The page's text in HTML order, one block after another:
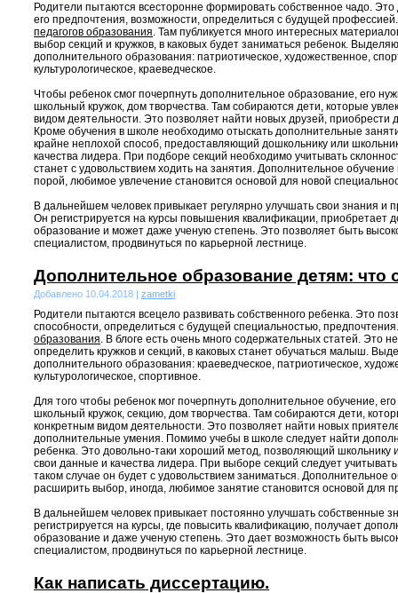
Родители пытаются всесторонне формировать собственное чадо. Это
его предпочтения, возможности, определиться с будущей
педагогов образования. Там публикуется много интересных
выбор секций и кружков, в каковых будет заниматься ребенок.
дополнительного образования: патриотическое, художественное,
культурологическое, краеведческое.
Чтобы ребенок смог почерпнуть дополнительное образование, его
школьный кружок, дом творчества. Там собираются дети, которые
видом деятельности. Это позволяет найти новых друзей, приобрести
Кроме обучения в школе необходимо отыскать дополнительные
крайне неплохой способ, предоставляющий дошкольнику или
качества лидера. При подборе секций необходимо учитывать
станет с удовольствием ходить на занятия. Дополнительное
порой, любимое увлечение становится основой для новой
В дальнейшем человек привыкает регулярно улучшать свои знания и
Он регистрируется на курсы повышения квалификации, приобретает
образование и может даже ученую степень. Это позволяет быть
специалистом, продвинуться по карьерной лестнице.
Дополнительное образование детям: что
Добавлено 10.04.2018 | zametki
Родители пытаются всецело развивать собственного ребенка. Это
способности, определиться с будущей специальностью,
образования. В блоге есть очень много содержательных статей. Это
определить кружков и секций, в каковых станет обучаться малыш.
дополнительного образования: краеведческое, патриотическое,
культурологическое, спортивное.
Для того чтобы ребенок мог почерпнуть дополнительное обучение,
школьный кружок, секцию, дом творчества. Там собираются дети,
конкретным видом деятельности. Это позволяет найти новых
дополнительные умения. Помимо учебы в школе следует найти
ребенка. Это довольно-таки хороший метод, позволяющий школьнику
свои данные и качества лидера. При выборе секций следует
таком случае он будет с удовольствием заниматься. Дополнительное
расширить выбор, иногда, любимое занятие становится основой для
В дальнейшем человек привыкает постоянно улучшать собственные
регистрируется на курсы, где повысить квалификацию, получает
образование и даже ученую степень. Это дает возможность быть
специалистом, продвинуться по карьерной лестнице.
Как написать диссертацию.